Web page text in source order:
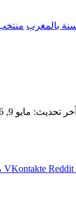
آخر تحديث: مايو 9, 2026